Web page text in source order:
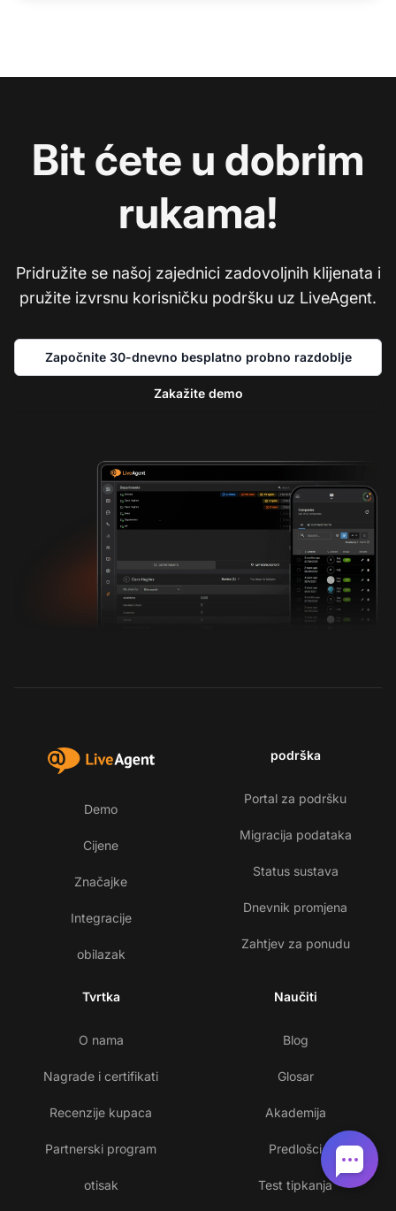
Bit ćete u dobrim
rukama!
Pridružite se našoj zajednici zadovoljnih klijenata i
pružite izvrsnu korisničku podršku uz LiveAgent.
Započnite 30-dnevno besplatno probno razdoblje
Zakažite demo
Demo
Cijene
Značajke
Integracije
obilazak
podrška
Portal za podršku
Migracija podataka
Status sustava
Dnevnik promjena
Zahtjev za ponudu
Tvrtka
O nama
Nagrade i certifikati
Recenzije kupaca
Partnerski program
otisak
Naučiti
Blog
Glosar
Akademija
Predlošci
Test tipkanja